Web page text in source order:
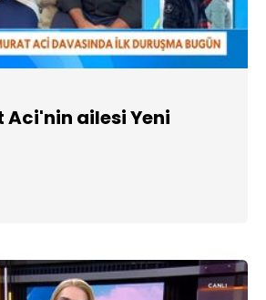
Aci'nin ailesi Yeni